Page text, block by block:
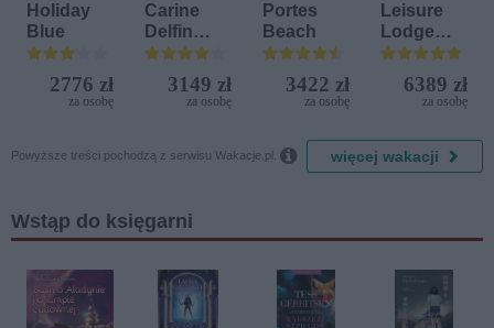
Holiday
Blue
2776 zł
za osobę
Carine
Delfin
Bijela (ex.
Iberostar
Bijela
3149 zł
za osobę
Portes
Beach
3422 zł
za osobę
Leisure
Lodge
Beach &
Golf
Resort by
Diamonds
6389 zł
za osobę
Powyższe treści pochodzą z serwisu Wakacje.pl.  więcej wakacji
Wstąp do księgarni